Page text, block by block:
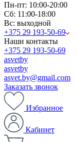
Пн-пт: 10:00-20:00
Сб: 11:00-18:00
Вс: выходной
+375 29 193-50-69
Наши контакты
+375 29 193-50-69
asvetby
asvetby
asvet.by@gmail.com
Заказать звонок
Избранное
Кабинет